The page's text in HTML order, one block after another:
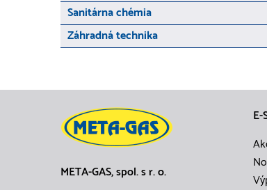
Sanitárna chémia
Záhradná technika
META-GAS, spol. s r. o.
E-